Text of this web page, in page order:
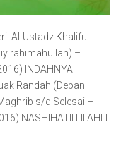
Al-Ustadz Khaliful
rahimahullah) –
INDAHNYA
Randah (Depan
s/d Selesai –
NASHIHATII LII AHLI